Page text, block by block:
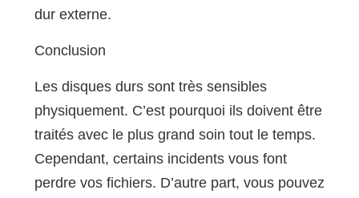
dur externe.
Conclusion
Les disques durs sont très sensibles
physiquement. C’est pourquoi ils doivent être
traités avec le plus grand soin tout le temps.
Cependant, certains incidents vous font
perdre vos fichiers. D’autre part, vous pouvez